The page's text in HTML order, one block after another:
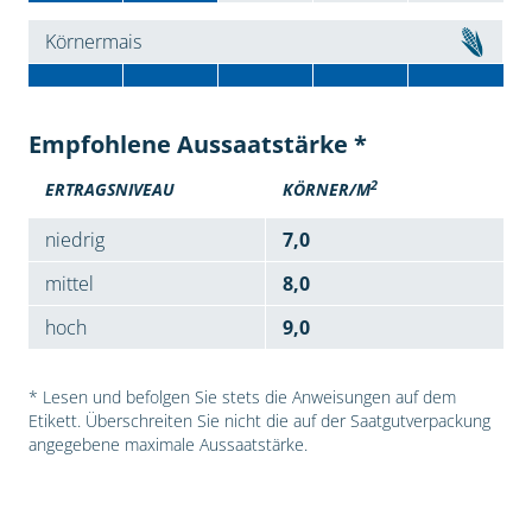
Körnermais
Empfohlene Aussaatstärke *
ERTRAGSNIVEAU KÖRNER/M2
niedrig
7,0
mittel
8,0
hoch
9,0
* Lesen und befolgen Sie stets die Anweisungen auf dem
Etikett. Überschreiten Sie nicht die auf der Saatgutverpackung
angegebene maximale Aussaatstärke.